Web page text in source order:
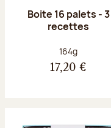
Boite 16 palets - 3
recettes
Poids net :
164g
17,20 €